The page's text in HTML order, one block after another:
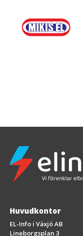
Huvudkontor
EL-Info i Växjö AB
Lineborgsplan 3